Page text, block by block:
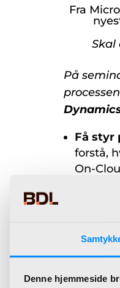
Denne hjemmeside
Fra
Skal
På
Få styr
forstå,
On-
Oplev
NAV